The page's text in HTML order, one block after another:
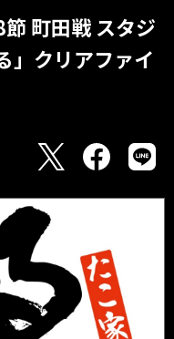
町田戦 スタジ
」クリアファイ